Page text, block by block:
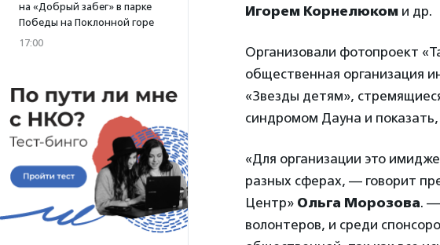
на «Добрый забег» в парке
Победы на Поклонной горе
17:00
Игорем Корнелюком и др.
Организовали фотопроект
общественная организация
«Звезды детям»,
синдромом Дауна и
«Для организации это
разных сферах, — говорит
Центр» Ольга Морозова. —
волонтеров, и среди